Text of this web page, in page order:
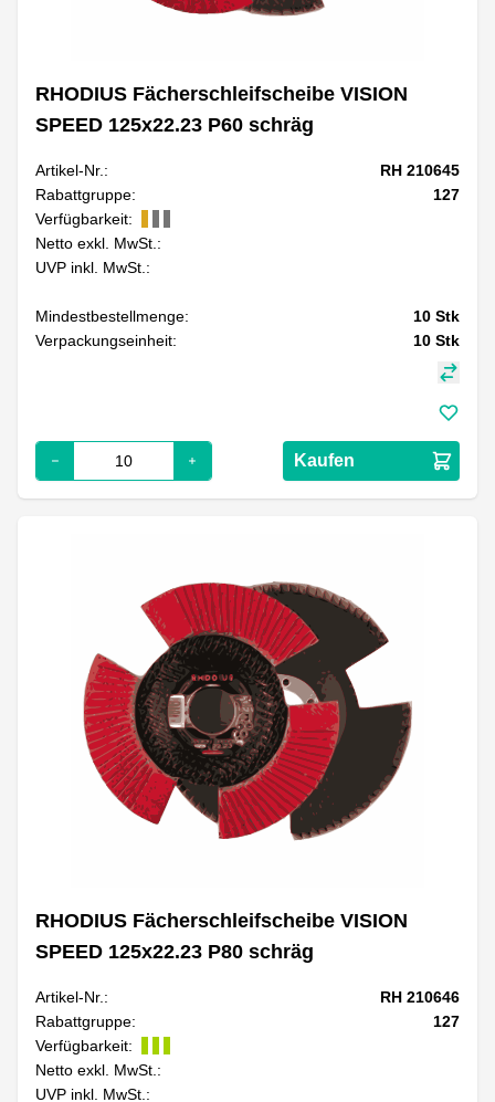
RHODIUS Fächerschleifscheibe VISION
SPEED 125x22.23 P60 schräg
Artikel-Nr.:
RH 210645
Rabattgruppe:
127
Verfügbarkeit:
Netto exkl. MwSt.:
UVP inkl. MwSt.:
Mindestbestellmenge: 10 Stk
Verpackungseinheit:
10 Stk
Kaufen
RHODIUS Fächerschleifscheibe VISION
SPEED 125x22.23 P80 schräg
Artikel-Nr.:
RH 210646
Rabattgruppe:
127
Verfügbarkeit:
Netto exkl. MwSt.:
UVP inkl. MwSt.: